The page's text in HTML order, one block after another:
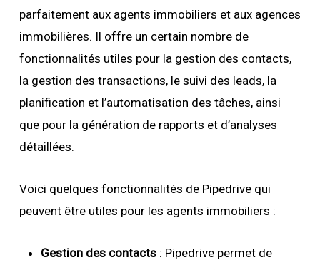
parfaitement aux agents immobiliers et aux agences
immobilières. Il offre un certain nombre de
fonctionnalités utiles pour la gestion des contacts,
la gestion des transactions, le suivi des leads, la
planification et l’automatisation des tâches, ainsi
que pour la génération de rapports et d’analyses
détaillées.
Voici quelques fonctionnalités de Pipedrive qui
peuvent être utiles pour les agents immobiliers :
Gestion des contacts: Pipedrive permet de